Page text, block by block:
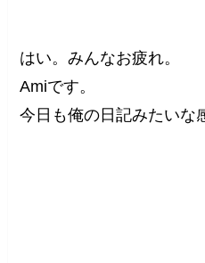
はい。みんなお疲れ。
Amiです。
今日も俺の日記みたいな